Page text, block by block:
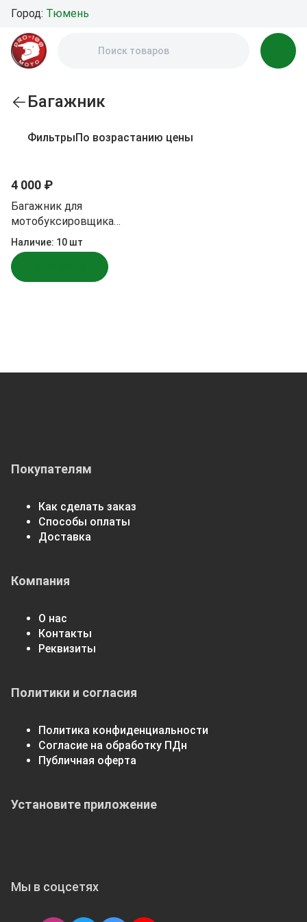
Город: Тюмень
Багажник
ФильтрыПо возрастанию цены
4 000 ₽
Багажник для
мотобуксировщика
Тофалар
Наличие: 10 шт
Покупателям
Как сделать заказ
Способы оплаты
Доставка
Компания
О нас
Контакты
Реквизиты
Политики и согласия
Политика конфиденциальности
Согласие на обработку ПДн
Публичная оферта
Мы в соцсетях
Установите приложение